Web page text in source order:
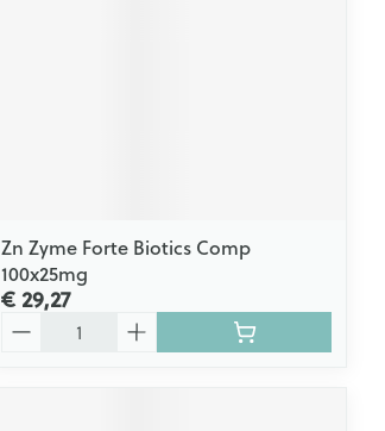
Zn Zyme Forte Biotics Comp
100x25mg
€ 29,27